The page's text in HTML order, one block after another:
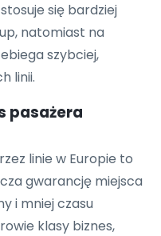
się bardziej
natomiast na
szybciej,
linii.
pasażera
linie w Europie to
gwarancję miejsca
i mniej czasu
klasy biznes,